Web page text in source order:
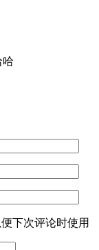
哈
下次评论时使用